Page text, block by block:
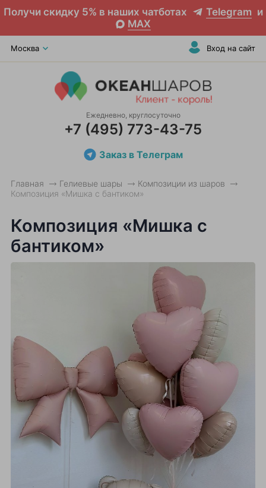
Получи скидку 5% в наших чатботах Telegram и
MAX
Москва Вход на сайт
Ежедневно, круглосуточно
+7 (495) 773-43-75
Заказ в Телеграм
Главная Гелиевые шары
Композиции из шаров
Композиция «Мишка с бантиком»
Композиция «Мишка с
бантиком»